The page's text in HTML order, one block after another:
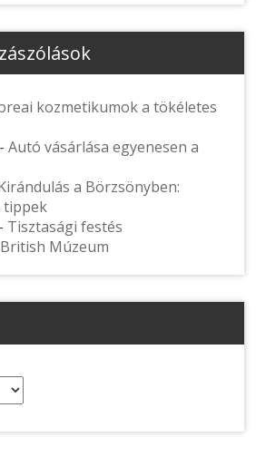
kozmetikumok a tökéletes
-Autó vásárlása egyenesen a
a Börzsönyben:
tippek
- Tisztasági festés
Múzeum